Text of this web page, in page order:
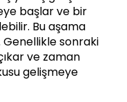
başlar ve bir
Bu aşama
Genellikle sonraki
ve zaman
gelişmeye